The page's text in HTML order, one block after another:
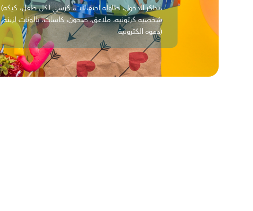
(تذاكر الدخول، طاوله احتفالات، كرسي لكل طفل، كيكه،
شخصيه كرتونيه، ملاعق، صحون، كاسات، بالونات لزينه،
دعوه الكترونية)